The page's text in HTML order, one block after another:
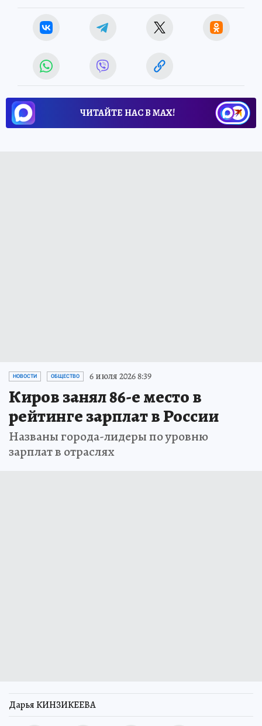
ЧИТАЙТЕ НАС В МАХ!
НОВОСТИ ОБЩЕСТВО 6 июля 2026 8:39
Киров занял 86-е место в
рейтинге зарплат в России
Названы города-лидеры по уровню
зарплат в отраслях
Дарья КИНЗИКЕЕВА